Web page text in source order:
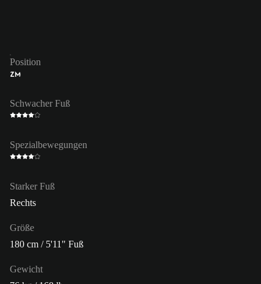
Position
ZM
Schwacher Fuß
Spezialbewegungen
Starker Fuß
Rechts
Größe
180 cm / 5'11" Fuß
Gewicht